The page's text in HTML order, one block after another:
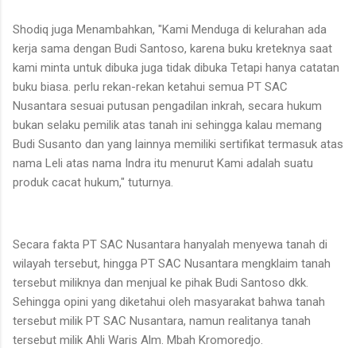
Shodiq juga Menambahkan, "Kami Menduga di kelurahan ada
kerja sama dengan Budi Santoso, karena buku kreteknya saat
kami minta untuk dibuka juga tidak dibuka Tetapi hanya catatan
buku biasa. perlu rekan-rekan ketahui semua PT SAC
Nusantara sesuai putusan pengadilan inkrah, secara hukum
bukan selaku pemilik atas tanah ini sehingga kalau memang
Budi Susanto dan yang lainnya memiliki sertifikat termasuk atas
nama Leli atas nama Indra itu menurut Kami adalah suatu
produk cacat hukum," tuturnya.
Secara fakta PT SAC Nusantara hanyalah menyewa tanah di
wilayah tersebut, hingga PT SAC Nusantara mengklaim tanah
tersebut miliknya dan menjual ke pihak Budi Santoso dkk.
Sehingga opini yang diketahui oleh masyarakat bahwa tanah
tersebut milik PT SAC Nusantara, namun realitanya tanah
tersebut milik Ahli Waris Alm. Mbah Kromoredjo.